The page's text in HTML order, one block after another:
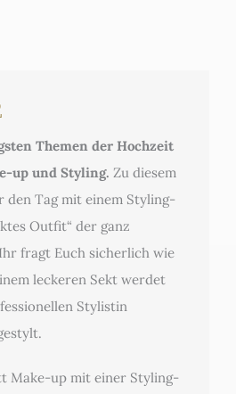
Themen der Hochzeit
up und Styling. Zu diesem
den Tag mit einem Styling-
Outfit“ der ganz
fragt Euch sicherlich wie
leckeren Sekt werdet
Stylistin
Make-up mit einer Styling-